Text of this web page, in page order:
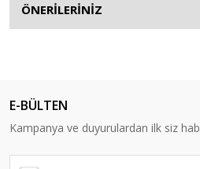
ÖNERİLERİNİZ
E-BÜLTEN
Kampanya ve duyurulardan ilk siz